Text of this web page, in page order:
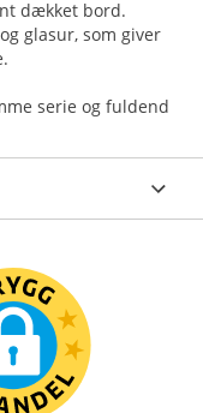
dækket bord.
glasur, som giver
serie og fuldend